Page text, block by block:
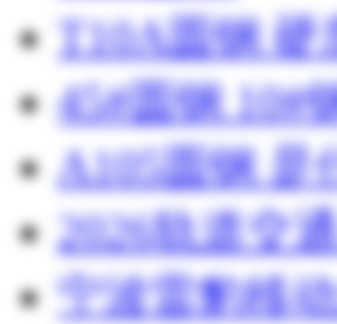
T10A圆钢
45#圆钢 10#
A105圆钢 是
2026轨道交
宁波雷豹移